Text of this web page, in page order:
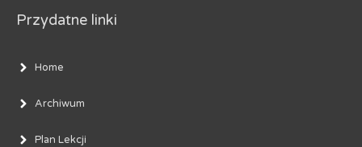
Przydatne linki
Home
Archiwum
Plan Lekcji